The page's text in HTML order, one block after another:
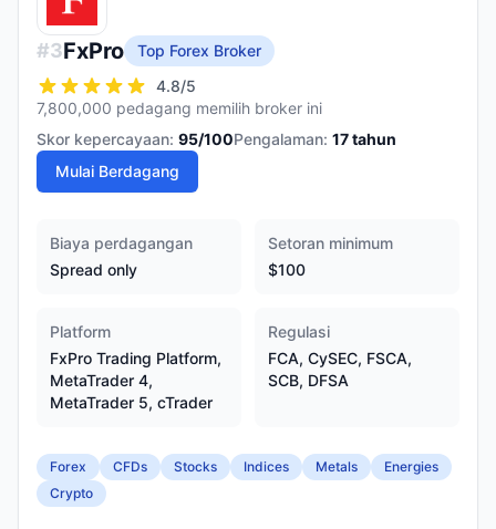
#3FxPro
Top Forex Broker
4.8/5
7,800,000 pedagang memilih broker ini
Skor kepercayaan: 95/100Pengalaman: 17tahun
Mulai Berdagang
Biaya perdagangan
Spread only
Setoran minimum
$100
Platform
FxPro Trading Platform,
MetaTrader 4,
MetaTrader 5, cTrader
Regulasi
FCA, CySEC, FSCA,
SCB, DFSA
Forex CFDs Stocks Indices Metals
Energies
Crypto